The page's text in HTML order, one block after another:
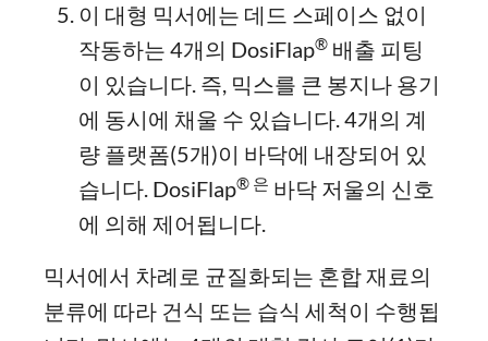
이 대형 믹서에는 데드 스페이스 없이
작동하는 4개의 DosiFlap® 배출 피팅
이 있습니다. 즉, 믹스를 큰 봉지나 용기
에 동시에 채울 수 있습니다. 4개의 계
량 플랫폼(5개)이 바닥에 내장되어 있
습니다. DosiFlap® 은 바닥 저울의 신호
에 의해 제어됩니다.
믹서에서 차례로 균질화되는 혼합 재료의
분류에 따라 건식 또는 습식 세척이 수행됩